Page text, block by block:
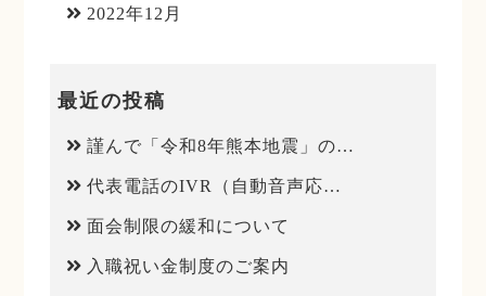
2022年12月
最近の投稿
謹んで「令和8年熊本地震」のお見舞いを申し上げます
代表電話のIVR（自動音声応答）導入について
面会制限の緩和について
入職祝い金制度のご案内